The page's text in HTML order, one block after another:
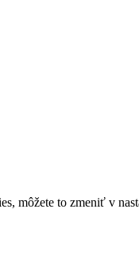
môžete to zmeniť v